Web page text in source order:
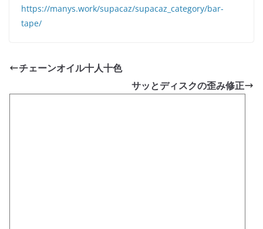
https://manys.work/supacaz/supacaz_category/bar-
tape/
チェーンオイル十人十色
サッとディスクの歪み修正